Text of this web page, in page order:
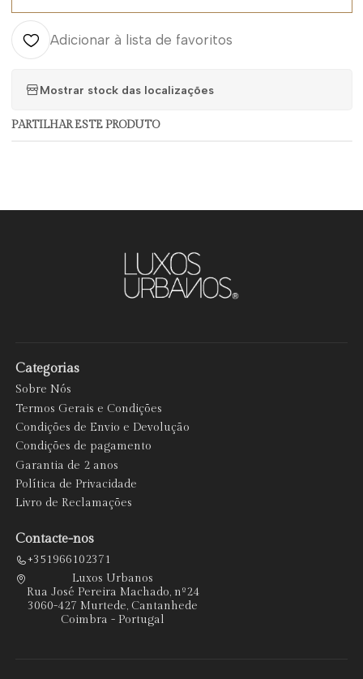
Adicionar à lista de favoritos
Mostrar stock das localizações
PARTILHAR ESTE PRODUTO
Categorias
Sobre Nós
Termos Gerais e Condições
Condições de Envio e Devolução
Condições de pagamento
Garantia de 2 anos
Política de Privacidade
Livro de Reclamações
Contacte-nos
+351966102371
Luxos Urbanos
Rua José Pereira Machado, nº24
3060-427 Murtede, Cantanhede
Coimbra - Portugal